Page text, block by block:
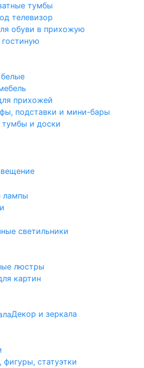
тумбы
телевизор
обуви в прихожую
прихожей
подставки и мини-бары
тумбы и доски
лампы
светильники
люстры
картин
Декор и зеркала
фигуры, статуэтки